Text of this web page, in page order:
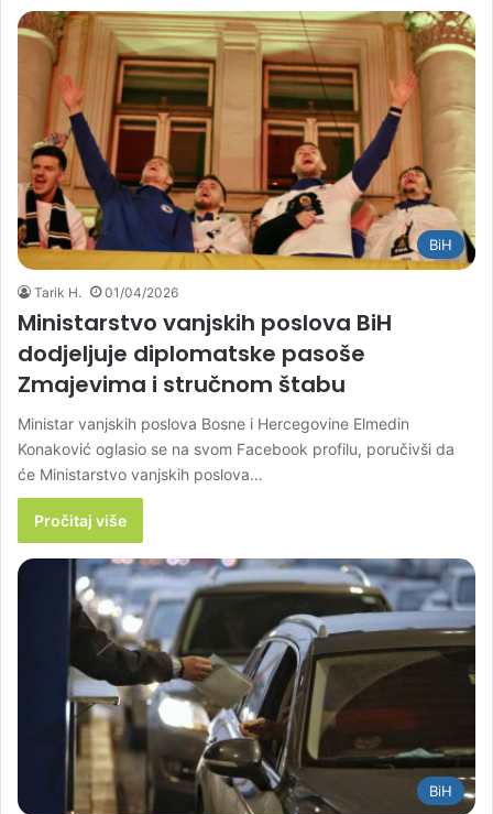
BiH
Tarik H. 01/04/2026
Ministarstvo vanjskih poslova BiH
dodjeljuje diplomatske pasoše
Zmajevima i stručnom štabu
Ministar vanjskih poslova Bosne i Hercegovine Elmedin
Konaković oglasio se na svom Facebook profilu, poručivši da
će Ministarstvo vanjskih poslova…
Pročitaj više
BiH